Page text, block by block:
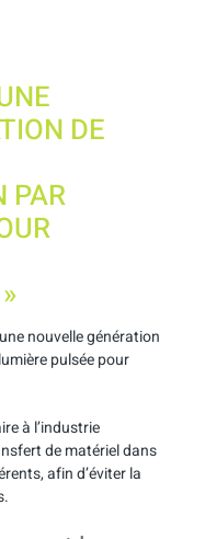
DE
PAR
nouvelle génération
pulsée pour
à l’industrie
de matériel dans
afin d’éviter la